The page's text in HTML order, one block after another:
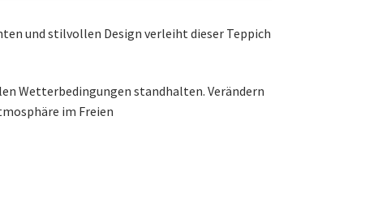
und stilvollen Design verleiht dieser Teppich
Wetterbedingungen standhalten. Verändern
im Freien